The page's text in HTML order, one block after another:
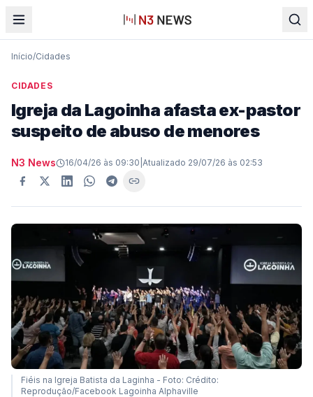
Início/Cidades
CIDADES
Igreja da Lagoinha afasta ex-pastor
suspeito de abuso de menores
N3 News 16/04/26 às 09:30 Atualizado 29/07/26 às 02:53
Fiéis na Igreja Batista da Laginha - Foto: Crédito:
Reprodução/Facebook Lagoinha Alphaville